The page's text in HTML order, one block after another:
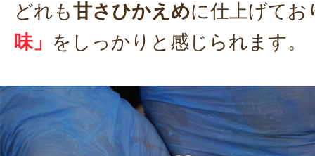
どれも甘さひかえめに仕上げてお
味」 をしっかりと感じられます。